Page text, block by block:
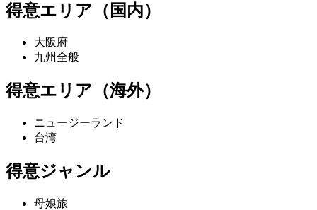
得意エリア（国内）
大阪府
九州全般
得意エリア（海外）
ニュージーランド
台湾
得意ジャンル
母娘旅